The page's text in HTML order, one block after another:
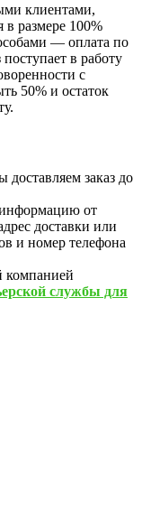
клиентами,
в размере 100%
— оплата по
в работу
с
50% и остаток
заказ до
от
доставки или
и номер телефона
компанией
службы для